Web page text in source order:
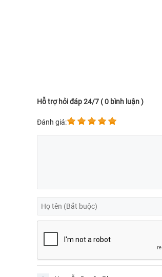
Hỗ trợ hỏi đáp 24/7 ( 0 bình luận )
Đánh giá: